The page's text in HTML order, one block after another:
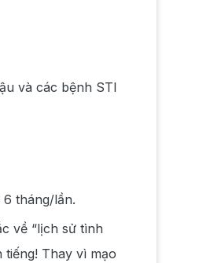
và các bệnh STI
tháng/lần.
về “lịch sử tình
Thay vì mạo